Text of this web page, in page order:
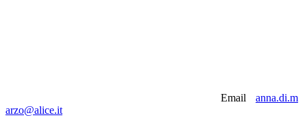
Email
anna.di.m
arzo@alice.it